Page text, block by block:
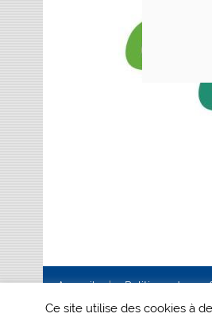
Accueil Politique de
Ce site utilise des cookies à